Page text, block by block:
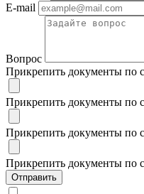
E-mail
Вопрос
Прикрепить документы по
Прикрепить документы по
Прикрепить документы по
Прикрепить документы по